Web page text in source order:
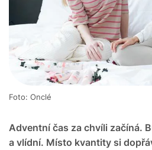
Adventní čas za chvíli začíná.
a vlídní. Místo kvantity si
Foto: Onclé